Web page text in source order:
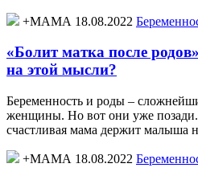
+МАМА 18.08.2022
«Болит матка после
на этой мысли?
Беременность и роды –
женщины. Но вот они уже позади.
счастливая мама держит малыша
+МАМА 18.08.2022